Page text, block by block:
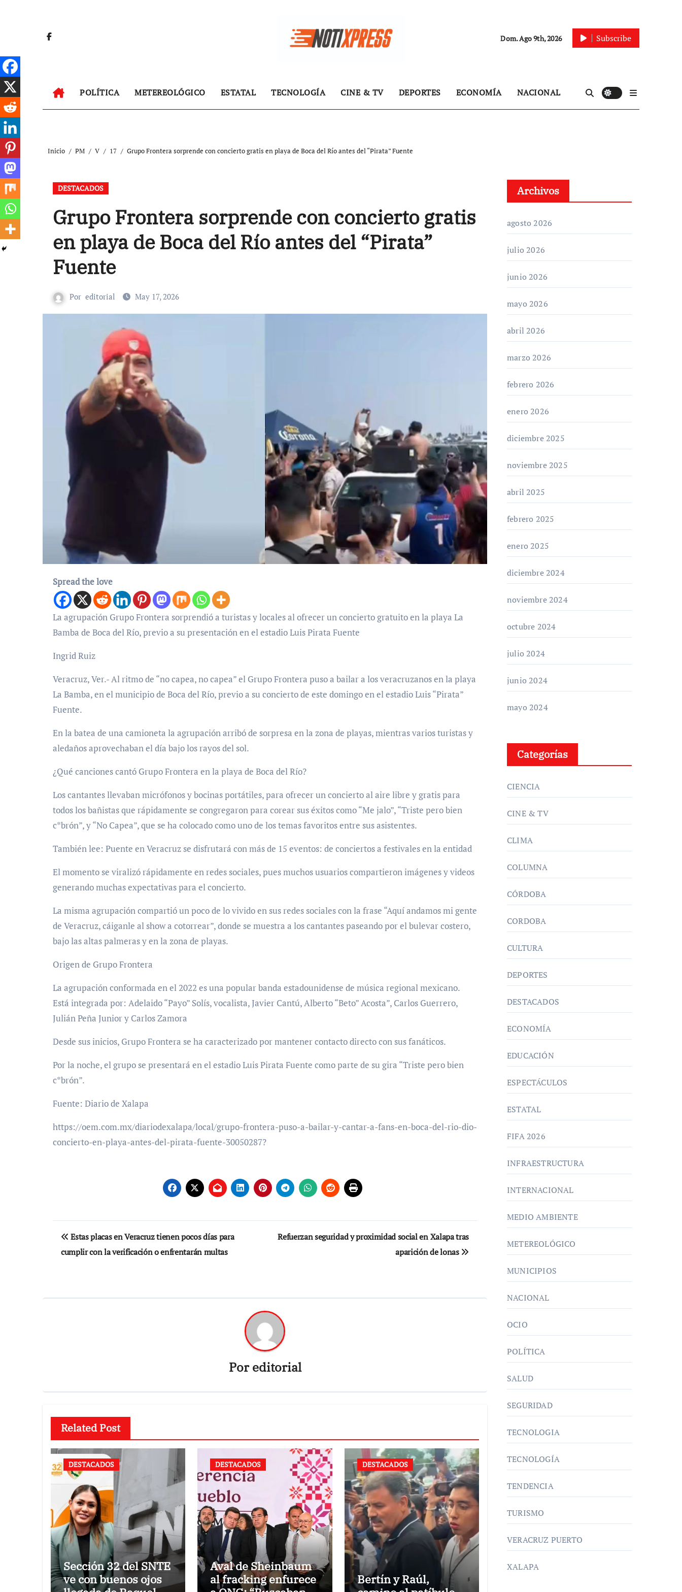
Dom. Ago 9th, 2026 Subscribe
POLÍTICA METEREOLÓGICO ESTATAL TECNOLOGÍA CINE & TV DEPORTES ECONOMÍA NACIONAL
Inicio PM V 17 Grupo Frontera sorprende con concierto gratis en playa de Boca del Río antes del “Pirata” Fuente
DESTACADOS
Grupo Frontera sorprende con concierto gratis
en playa de Boca del Río antes del “Pirata”
Fuente
Por editorial May 17, 2026
Spread the love
La agrupación Grupo Frontera sorprendió a turistas y locales al ofrecer un concierto gratuito en la playa La
Bamba de Boca del Río, previo a su presentación en el estadio Luis Pirata Fuente
Ingrid Ruiz
Veracruz, Ver.- Al ritmo de “no capea, no capea” el Grupo Frontera puso a bailar a los veracruzanos en la playa
La Bamba, en el municipio de Boca del Río, previo a su concierto de este domingo en el estadio Luis “Pirata”
Fuente.
En la batea de una camioneta la agrupación arribó de sorpresa en la zona de playas, mientras varios turistas y
aledaños aprovechaban el día bajo los rayos del sol.
¿Qué canciones cantó Grupo Frontera en la playa de Boca del Río?
Los cantantes llevaban micrófonos y bocinas portátiles, para ofrecer un concierto al aire libre y gratis para
todos los bañistas que rápidamente se congregaron para corear sus éxitos como “Me jalo”, “Triste pero bien
c*brón”, y “No Capea”, que se ha colocado como uno de los temas favoritos entre sus asistentes.
También lee: Puente en Veracruz se disfrutará con más de 15 eventos: de conciertos a festivales en la entidad
El momento se viralizó rápidamente en redes sociales, pues muchos usuarios compartieron imágenes y videos
generando muchas expectativas para el concierto.
La misma agrupación compartió un poco de lo vivido en sus redes sociales con la frase “Aquí andamos mi gente
de Veracruz, cáiganle al show a cotorrear”, donde se muestra a los cantantes paseando por el bulevar costero,
bajo las altas palmeras y en la zona de playas.
Origen de Grupo Frontera
La agrupación conformada en el 2022 es una popular banda estadounidense de música regional mexicano.
Está integrada por: Adelaido “Payo” Solís, vocalista, Javier Cantú, Alberto “Beto” Acosta”, Carlos Guerrero,
Julián Peña Junior y Carlos Zamora
Desde sus inicios, Grupo Frontera se ha caracterizado por mantener contacto directo con sus fanáticos.
Por la noche, el grupo se presentará en el estadio Luis Pirata Fuente como parte de su gira “Triste pero bien
c*brón”.
Fuente: Diario de Xalapa
https://oem.com.mx/diariodexalapa/local/grupo-frontera-puso-a-bailar-y-cantar-a-fans-en-boca-del-rio-dio-
concierto-en-playa-antes-del-pirata-fuente-30050287?
Navegación
de
Estas placas en Veracruz tienen pocos días para
cumplir con la verificación o enfrentarán multas
Refuerzan seguridad y proximidad social en Xalapa tras
aparición de lonas
Poreditorial
Related Post
DESTACADOS
Sección 32 del SNTE
ve con buenos ojos
DESTACADOS
Aval de Sheinbaum
al fracking enfurece
DESTACADOS
Bertín y Raúl,
Archivos
agosto 2026
julio 2026
junio 2026
mayo 2026
abril 2026
marzo 2026
febrero 2026
enero 2026
diciembre 2025
noviembre 2025
abril 2025
febrero 2025
enero 2025
diciembre 2024
noviembre 2024
octubre 2024
julio 2024
junio 2024
mayo 2024
Categorías
CIENCIA
CINE & TV
CLIMA
COLUMNA
CÓRDOBA
CORDOBA
CULTURA
DEPORTES
DESTACADOS
ECONOMÍA
EDUCACIÓN
ESPECTÁCULOS
ESTATAL
FIFA 2026
INFRAESTRUCTURA
INTERNACIONAL
MEDIO AMBIENTE
METEREOLÓGICO
MUNICIPIOS
NACIONAL
OCIO
POLÍTICA
SALUD
SEGURIDAD
TECNOLOGIA
TECNOLOGÍA
TENDENCIA
TURISMO
VERACRUZ PUERTO
XALAPA